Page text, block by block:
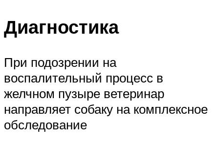
Диагностика
При подозрении на
воспалительный процесс в
желчном пузыре ветеринар
направляет собаку на комплексное
обследование